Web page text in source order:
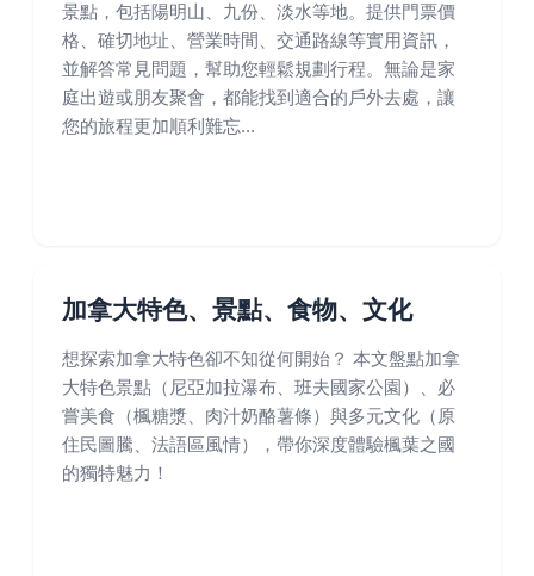
景點，包括陽明山、九份、淡水等地。提供門票價
格、確切地址、營業時間、交通路線等實用資訊，
並解答常見問題，幫助您輕鬆規劃行程。無論是家
庭出遊或朋友聚會，都能找到適合的戶外去處，讓
您的旅程更加順利難忘...
加拿大特色、景點、食物、文化
想探索加拿大特色卻不知從何開始？ 本文盤點加拿
大特色景點（尼亞加拉瀑布、班夫國家公園）、必
嘗美食（楓糖漿、肉汁奶酪薯條）與多元文化（原
住民圖騰、法語區風情），帶你深度體驗楓葉之國
的獨特魅力！